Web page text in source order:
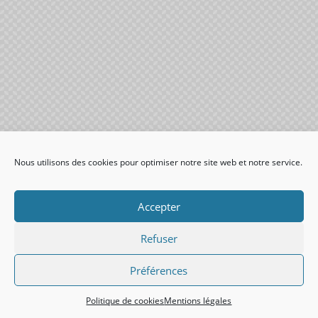
Nous utilisons des cookies pour optimiser notre site web et notre service.
Accepter
Refuser
Préférences
Politique de cookiesMentions légales